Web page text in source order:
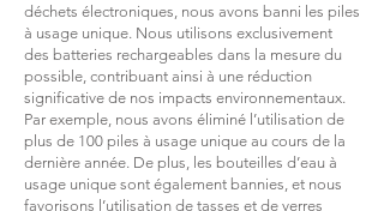
déchets électroniques, nous avons banni les piles
à usage unique. Nous utilisons exclusivement
des batteries rechargeables dans la mesure du
possible, contribuant ainsi à une réduction
significative de nos impacts environnementaux.
Par exemple, nous avons éliminé l’utilisation de
plus de 100 piles à usage unique au cours de la
dernière année. De plus, les bouteilles d’eau à
usage unique sont également bannies, et nous
favorisons l’utilisation de tasses et de verres